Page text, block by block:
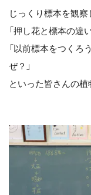
じっくり標本を観察
「押し花と標本の違
「以前標本をつくろ
ぜ？」
といった皆さんの植